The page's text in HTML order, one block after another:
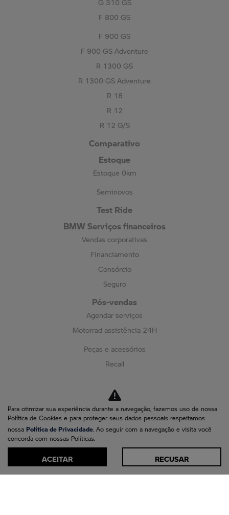
G 310 GS
F 800 GS
F 900 GS
F 900 GS Adventure
R 1300 GS
R 1300 GS Adventure
R 18
R 12
R 12 G/S
Comparativo
Estoque
Estoque 0km
Seminovos
Test Ride
BMW Serviços financeiros
Vendas corporativas
Financiamento
Consórcio
Seguro
Pós-vendas
Agendar serviços
Motorrad assistência 24H
Peças e acessórios
Recall
Quem somos
Contato
Blog
Trabalhe conosco
Canal de Denúncias
Para otimizar sua experiência durante a navegação, fazemos uso de nossa
Política de Cookies e para proteger seus dados pessoais respeitamos
nossa Política de Privacidade. Ao seguir com a navegação e visita você
concorda com nossas Políticas.
ACEITAR RECUSAR